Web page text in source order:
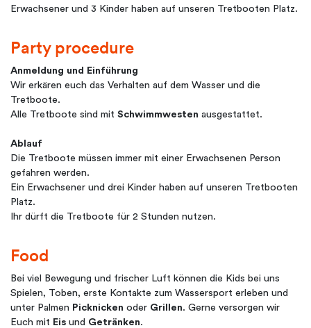
Erwachsener und 3 Kinder haben auf unseren Tretbooten Platz.
Party procedure
Anmeldung und Einführung
Wir erkären euch das Verhalten auf dem Wasser und die
Tretboote.
Alle Tretboote sind mit Schwimmwesten ausgestattet.
Ablauf
Die Tretboote müssen immer mit einer Erwachsenen Person
gefahren werden.
Ein Erwachsener und drei Kinder haben auf unseren Tretbooten
Platz.
Ihr dürft die Tretboote für 2 Stunden nutzen.
Food
Bei viel Bewegung und frischer Luft können die Kids bei uns
Spielen, Toben, erste Kontakte zum Wassersport erleben und
unter Palmen Picknicken oder Grillen. Gerne versorgen wir
Euch mit Eis und Getränken.